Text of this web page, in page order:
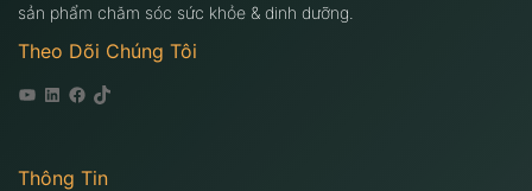
sản phẩm chăm sóc sức khỏe & dinh dưỡng.
Theo Dõi Chúng Tôi
Youtube
Linkedin
Facebook
Tiktok
Thông Tin